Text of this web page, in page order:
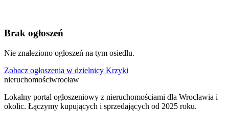
Brak ogłoszeń
Nie znaleziono ogłoszeń na tym osiedlu.
Zobacz ogłoszenia w dzielnicy Krzyki
nieruchomościwrocław
Lokalny portal ogłoszeniowy z nieruchomościami dla Wrocławia i
okolic. Łączymy kupujących i sprzedających od 2025 roku.